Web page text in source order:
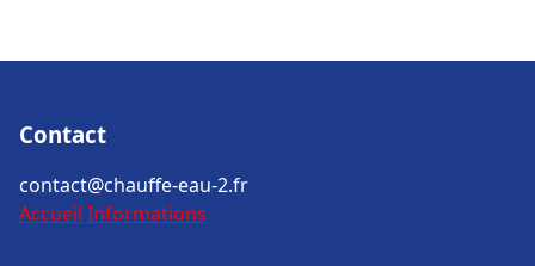
Contact
contact@chauffe-eau-2.fr
Accueil Informations